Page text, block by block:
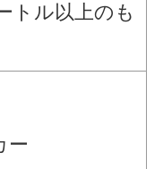
トル以上のも
ー